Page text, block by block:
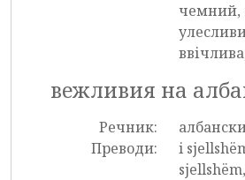
чемний,
вежливия на
Речник:
Преводи:
i